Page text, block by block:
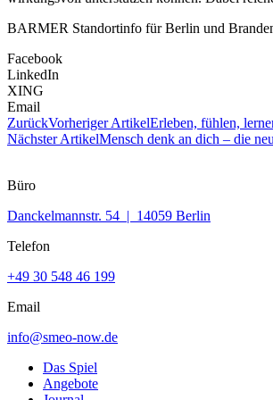
BARMER Standortinfo für Berlin und
Facebook
LinkedIn
XING
Email
ZurückVorheriger ArtikelErleben, fühlen,
Nächster ArtikelMensch denk an dich – die
Büro
Danckelmannstr. 54 | 14059 Berlin
Telefon
+49 30 548 46 199
Email
info@smeo-now.de
Das Spiel
Angebote